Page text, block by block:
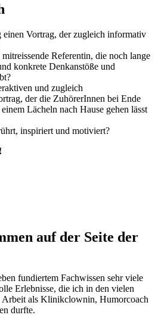
Vortrag, der zugleich informativ
mitreissende Referentin, die noch lange
konkrete Denkanstöße und
und zugleich
, der die ZuhörerInnen bei Ende
Lächeln nach Hause gehen lässt
inspiriert und motiviert?
auf der Seite der
fundiertem Fachwissen sehr viele
Erlebnisse, die ich in den vielen
Arbeit als Klinikclownin, Humorcoach
durfte.